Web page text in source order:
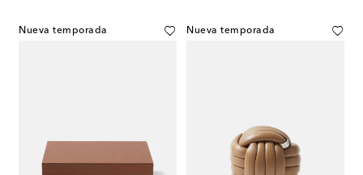
Nueva temporada Nueva temporada